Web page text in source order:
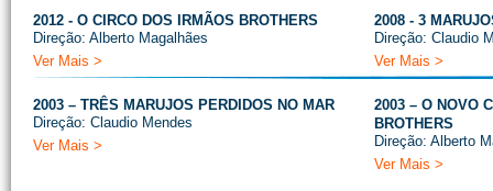
2012 - O CIRCO DOS IRMÃOS BROTHERS
Direção: Alberto Magalhães
Ver Mais >
2008 - 3
Direção: Claudio
Ver Mais >
2003 – TRÊS MARUJOS PERDIDOS NO MAR
Direção: Claudio Mendes
Ver Mais >
2003 – O NOVO
BROTHERS
Direção: Alberto
Ver Mais >